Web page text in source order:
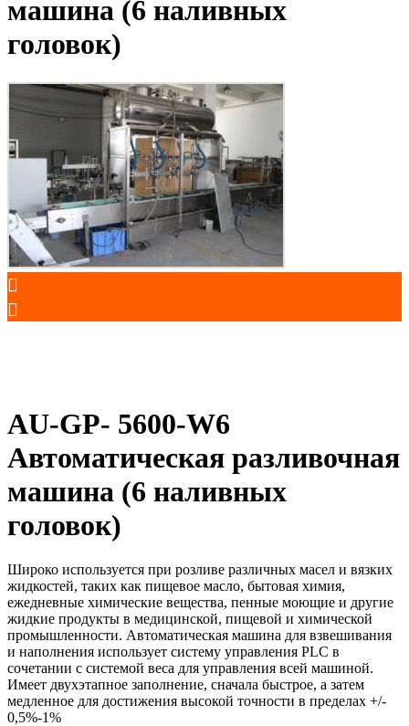
машина (6 наливных
головок)
AU-GP- 5600-W6
Автоматическая разливочная
машина (6 наливных
головок)
Широко используется при розливе различных масел и вязких
жидкостей, таких как пищевое масло, бытовая химия,
ежедневные химические вещества, пенные моющие и другие
жидкие продукты в медицинской, пищевой и химической
промышленности. Автоматическая машина для взвешивания
и наполнения использует систему управления PLC в
сочетании с системой веса для управления всей машиной.
Имеет двухэтапное заполнение, сначала быстрое, а затем
медленное для достижения высокой точности в пределах +/-
0,5%-1%